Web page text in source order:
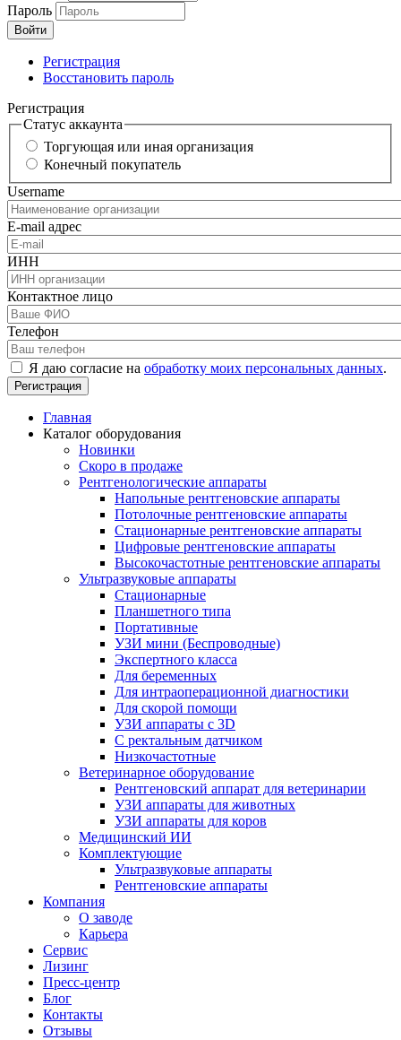
Пароль
Регистрация
Восстановить пароль
Регистрация
Статус аккаунта
Торгующая или иная организация
Конечный покупатель
Username
E-mail адрес
ИНН
Контактное лицо
Телефон
Я даю согласие на обработку моих персональных данных.
Главная
Каталог оборудования
Новинки
Скоро в продаже
Рентгенологические аппараты
Напольные рентгеновские аппараты
Потолочные рентгеновские аппараты
Стационарные рентгеновские аппараты
Цифровые рентгеновские аппараты
Высокочастотные рентгеновские аппараты
Ультразвуковые аппараты
Стационарные
Планшетного типа
Портативные
УЗИ мини (Беспроводные)
Экспертного класса
Для беременных
Для интраоперационной диагностики
Для скорой помощи
УЗИ аппараты с 3D
С ректальным датчиком
Низкочастотные
Ветеринарное оборудование
Рентгеновский аппарат для ветеринарии
УЗИ аппараты для животных
УЗИ аппараты для коров
Медицинский ИИ
Комплектующие
Ультразвуковые аппараты
Рентгеновские аппараты
Компания
О заводе
Карьера
Сервис
Лизинг
Пресс-центр
Блог
Контакты
Отзывы